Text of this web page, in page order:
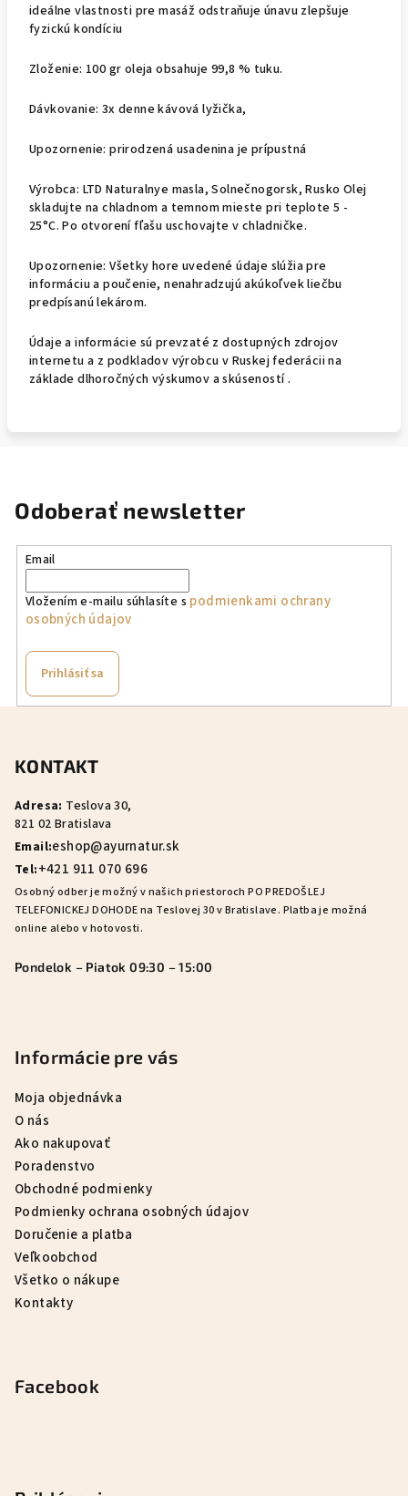
ideálne vlastnosti pre masáž odstraňuje únavu zlepšuje
fyzickú kondíciu
Zloženie: 100 gr oleja obsahuje 99,8 % tuku.
Dávkovanie: 3x denne kávová lyžička,
Upozornenie: prirodzená usadenina je prípustná
Výrobca: LTD Naturalnye masla, Solnečnogorsk, Rusko Olej
skladujte na chladnom a temnom mieste pri teplote 5 -
25°C. Po otvorení fľašu uschovajte v chladničke.
Upozornenie: Všetky hore uvedené údaje slúžia pre
informáciu a poučenie, nenahradzujú akúkoľvek liečbu
predpísanú lekárom.
Údaje a informácie sú prevzaté z dostupných zdrojov
internetu a z podkladov výrobcu v Ruskej federácii na
základe dlhoročných výskumov a skúseností .
Odoberať newsletter
Email
Vložením e-mailu súhlasíte s podmienkami ochrany
osobných údajov
Prihlásiť sa
KONTAKT
Adresa: Teslova 30,
821 02 Bratislava
Email:eshop@ayurnatur.sk
Tel:+421 911 070 696
Osobný odber je možný v našich priestoroch PO PREDOŠLEJ
TELEFONICKEJ DOHODE na Teslovej 30 v Bratislave. Platba je možná
online alebo v hotovosti.
Pondelok – Piatok 09:30 – 15:00
Informácie pre vás
Moja objednávka
O nás
Ako nakupovať
Poradenstvo
Obchodné podmienky
Podmienky ochrana osobných údajov
Doručenie a platba
Veľkoobchod
Všetko o nákupe
Kontakty
Facebook